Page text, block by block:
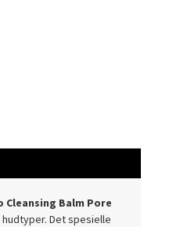
Cleansing Balm Pore
Det spesielle